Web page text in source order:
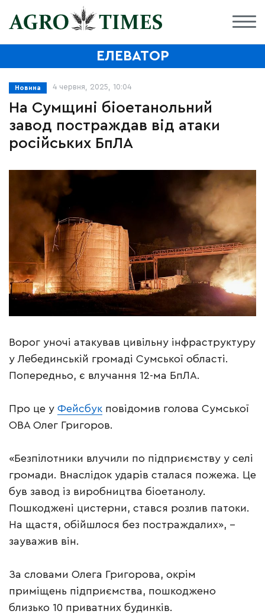
ЕЛЕВАТОР
Новина 4 червня, 2025, 10:04
На Сумщині біоетанольний
завод постраждав від атаки
російських БпЛА
Ворог уночі атакував цивільну інфраструктуру
у Лебединській громаді Сумської області.
Попередньо, є влучання 12-ма БпЛА.
Про це у Фейсбук повідомив голова Сумської
ОВА Олег Григоров.
«Безпілотники влучили по підприємству у селі
громади. Внаслідок ударів сталася пожежа. Це
був завод із виробництва біоетанолу.
Пошкоджені цистерни, стався розлив патоки.
На щастя, обійшлося без постраждалих», –
зауважив він.
За словами Олега Григорова, окрім
приміщень підприємства, пошкоджено
близько 10 приватних будинків.